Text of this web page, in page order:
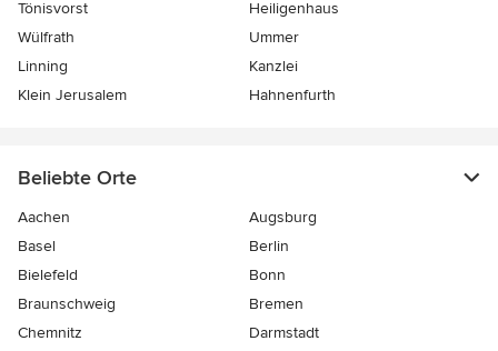
Tönisvorst
Heiligenhaus
Wülfrath
Ummer
Linning
Kanzlei
Klein Jerusalem
Hahnenfurth
Beliebte Orte
Aachen
Augsburg
Basel
Berlin
Bielefeld
Bonn
Braunschweig
Bremen
Chemnitz
Darmstadt